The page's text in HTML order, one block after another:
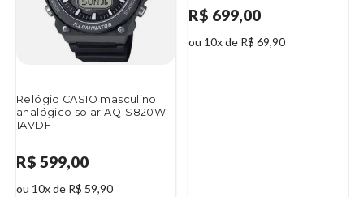
Relógio CASIO masculino
analógico solar AQ-S820W-
1AVDF
R$ 599,00
ou 10x de R$ 59,90
R$ 699,00
ou 10x de R$ 69,90